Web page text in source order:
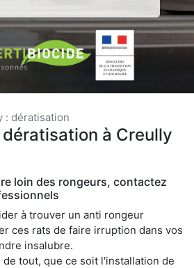
: dératisation
à Creully
loin des rongeurs, contactez
à trouver un anti rongeur
ces rats de faire irruption dans vos
insalubre.
tout, que ce soit l'installation de